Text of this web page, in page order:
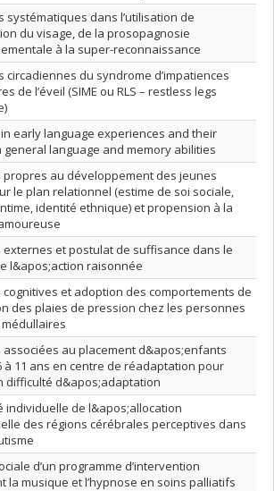
systématiques dans l’utilisation de
du visage, de la prosopagnosie
à la super-reconnaissance
circadiennes du syndrome d’impatiences
de l’éveil (SIME ou RLS – restless legs
early language experiences and their
general language and memory abilities
propres au développement des jeunes
le plan relationnel (estime de soi sociale,
identité ethnique) et propension à la
externes et postulat de suffisance dans le
l&apos;action raisonnée
cognitives et adoption des comportements de
des plaies de pression chez les personnes
associées au placement d&apos;enfants
à 11 ans en centre de réadaptation pour
difficulté d&apos;adaptation
individuelle de l&apos;allocation
des régions cérébrales perceptives dans
d’un programme d’intervention
la musique et l’hypnose en soins palliatifs